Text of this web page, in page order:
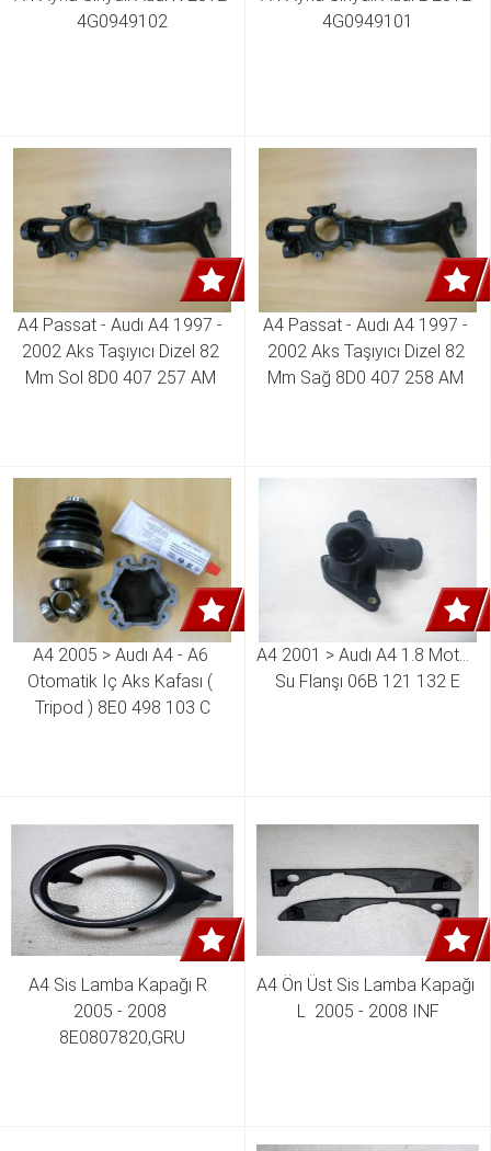
4G0949102
4G0949101
A4 Passat - Audı A4 1997 -
2002 Aks Taşıyıcı Dizel 82
Mm Sol 8D0 407 257 AM
A4 Passat - Audı A4 1997 -
2002 Aks Taşıyıcı Dizel 82
Mm Sağ 8D0 407 258 AM
A4 2005 > Audı A4 - A6
Otomatik Iç Aks Kafası (
Tripod ) 8E0 498 103 C
A4 2001 > Audı A4 1.8 Motor
Su Flanşı 06B 121 132 E
A4 Sis Lamba Kapağı R
2005 - 2008
8E0807820,GRU
A4 Ön Üst Sis Lamba Kapağı
L  2005 - 2008 INF